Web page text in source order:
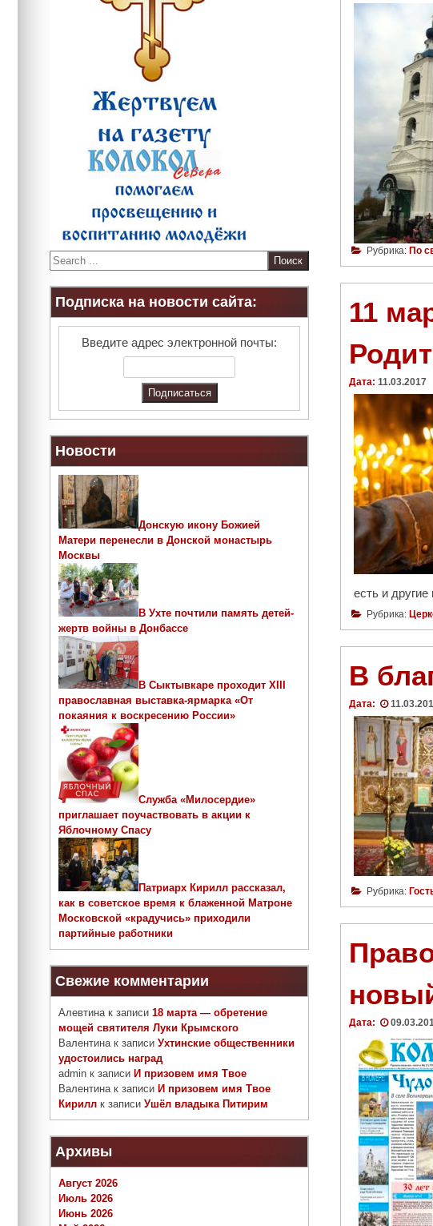
Рубрика: По
11
Дата: 11.03.2017
есть и
Рубрика:
В
Дата:
Рубрика:
Дата:
S
e
a
c
Подписка на новости сайта:
Введите адрес электронной почты:
Новости
Донскую икону Божией
Матери перенесли в Донской монастырь
Москвы
В Ухте почтили память детей-
жертв войны в Донбассе
В Сыктывкаре проходит ХIII
православная выставка-ярмарка «От
покаяния к воскресению России»
Служба «Милосердие»
приглашает поучаствовать в акции к
Яблочному Спасу
Патриарх Кирилл рассказал,
как в советское время к блаженной Матроне
Московской «крадучись» приходили
партийные работники
Свежие комментарии
Алевтинак записи 18 марта — обретение
мощей святителя Луки Крымского
Валентинак записи Ухтинские общественники
удостоились наград
admin к записи И призовем имя Твое
Валентинак записи И призовем имя Твое
Кирилл к записи Ушёл владыка Питирим
Архивы
Август 2026
Июль 2026
Июнь 2026